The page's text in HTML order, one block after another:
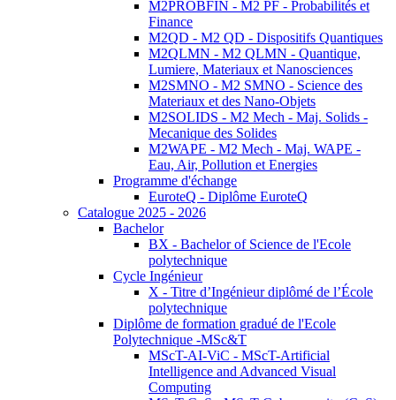
M2PROBFIN - M2 PF - Probabilités et
Finance
M2QD - M2 QD - Dispositifs Quantiques
M2QLMN - M2 QLMN - Quantique,
Lumiere, Materiaux et Nanosciences
M2SMNO - M2 SMNO - Science des
Materiaux et des Nano-Objets
M2SOLIDS - M2 Mech - Maj. Solids -
Mecanique des Solides
M2WAPE - M2 Mech - Maj. WAPE -
Eau, Air, Pollution et Energies
Programme d'échange
EuroteQ - Diplôme EuroteQ
Catalogue 2025 - 2026
Bachelor
BX - Bachelor of Science de l'Ecole
polytechnique
Cycle Ingénieur
X - Titre d’Ingénieur diplômé de l’École
polytechnique
Diplôme de formation gradué de l'Ecole
Polytechnique -MSc&T
MScT-AI-ViC - MScT-Artificial
Intelligence and Advanced Visual
Computing